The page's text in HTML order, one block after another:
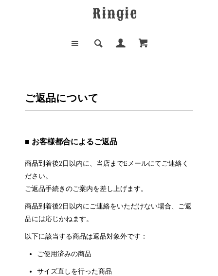
ご返品について
■ お客様都合によるご返品
商品到着後2日以内に、当店までEメールにてご連絡く
ださい。
ご返品手続きのご案内を差し上げます。
商品到着後2日以内にご連絡をいただけない場合、ご返
品には応じかねます。
以下に該当する商品は返品対象外です：
ご使用済みの商品
サイズ直しを行った商品